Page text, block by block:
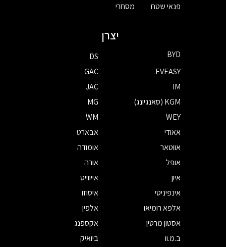
פנאי שטח
מסחרי
יצרן
BYD
DS
EVEASY
GAC
IM
JAC
KGM (סאנגיונג)
MG
WEY
WM
אאודי
אבארט
אווטאר
אומודה
אופל
אורה
איון
אייווייס
אינפיניטי
איסוזו
אלפא רומיאו
אלפין
אסטון מרטין
אקספנג
ב.מ.וו
ביואיק